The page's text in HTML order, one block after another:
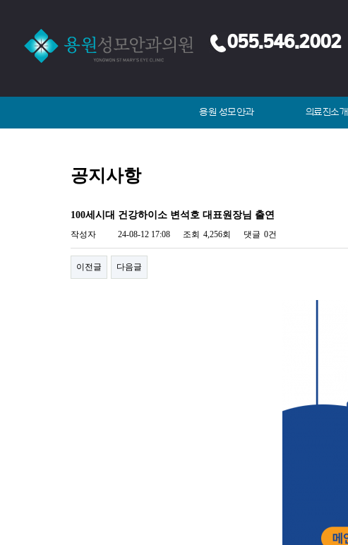
055.546.2002
용원 성모안과 의료진소개
공지사항
100세시대 건강하이소 변석호 대표원장님 출연
작성자 24-08-12 17:08 조회 4,256회 댓글 0건
이전글 다음글